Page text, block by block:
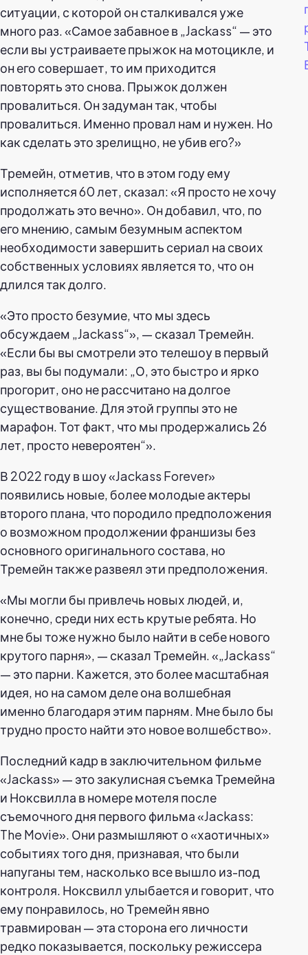
ситуации, с которой он сталкивался уже
много раз. «Самое забавное в „Jackass“ — это
если вы устраиваете прыжок на мотоцикле, и
он его совершает, то им приходится
повторять это снова. Прыжок должен
провалиться. Он задуман так, чтобы
провалиться. Именно провал нам и нужен. Но
как сделать это зрелищно, не убив его?»
Тремейн, отметив, что в этом году ему
исполняется 60 лет, сказал: «Я просто не хочу
продолжать это вечно». Он добавил, что, по
его мнению, самым безумным аспектом
необходимости завершить сериал на своих
собственных условиях является то, что он
длился так долго.
«Это просто безумие, что мы здесь
обсуждаем „Jackass“», — сказал Тремейн.
«Если бы вы смотрели это телешоу в первый
раз, вы бы подумали: „О, это быстро и ярко
прогорит, оно не рассчитано на долгое
существование. Для этой группы это не
марафон. Тот факт, что мы продержались 26
лет, просто невероятен“».
В 2022 году в шоу «Jackass Forever»
появились новые, более молодые актеры
второго плана, что породило предположения
о возможном продолжении франшизы без
основного оригинального состава, но
Тремейн также развеял эти предположения.
«Мы могли бы привлечь новых людей, и,
конечно, среди них есть крутые ребята. Но
мне бы тоже нужно было найти в себе нового
крутого парня», — сказал Тремейн. «„Jackass“
— это парни. Кажется, это более масштабная
идея, но на самом деле она волшебная
именно благодаря этим парням. Мне было бы
трудно просто найти это новое волшебство».
Последний кадр в заключительном фильме
«Jackass» — это закулисная съемка Тремейна
и Ноксвилла в номере мотеля после
съемочного дня первого фильма «Jackass:
The Movie». Они размышляют о «хаотичных»
событиях того дня, признавая, что были
напуганы тем, насколько все вышло из-под
контроля. Ноксвилл улыбается и говорит, что
ему понравилось, но Тремейн явно
травмирован — эта сторона его личности
редко показывается, поскольку режиссера